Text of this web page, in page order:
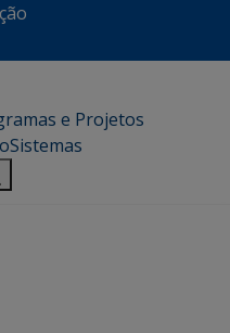
e Projetos
Sistemas